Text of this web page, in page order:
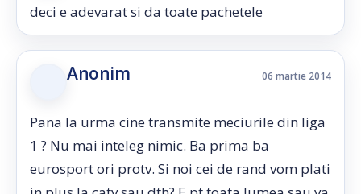
deci e adevarat si da toate pachetele
Anonim 06 martie 2014
Pana la urma cine transmite meciurile din liga
1 ? Nu mai inteleg nimic. Ba prima ba
eurosport ori protv. Si noi cei de rand vom plati